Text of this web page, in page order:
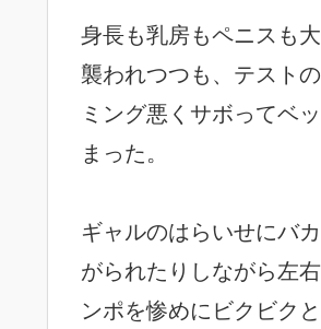
身長も乳房もペニスも
襲われつつも、テスト
ミング悪くサボってベ
まった。
ギャルのはらいせにバ
がられたりしながら左
ンポを惨めにビクビク